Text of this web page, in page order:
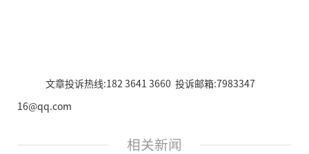
文章投诉热线:182 3641 3660 投诉邮箱:7983347
16@qq.com
相关新闻